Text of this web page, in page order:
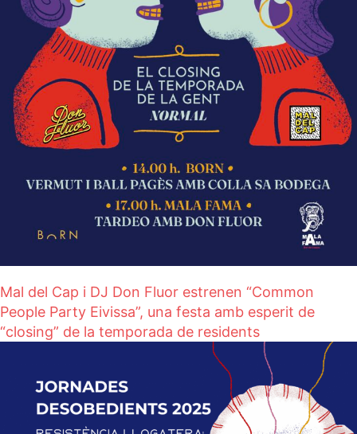
Mal del Cap i DJ Don Fluor estrenen “Common
People Party Eivissa”, una festa amb esperit de
“closing” de la temporada de residents